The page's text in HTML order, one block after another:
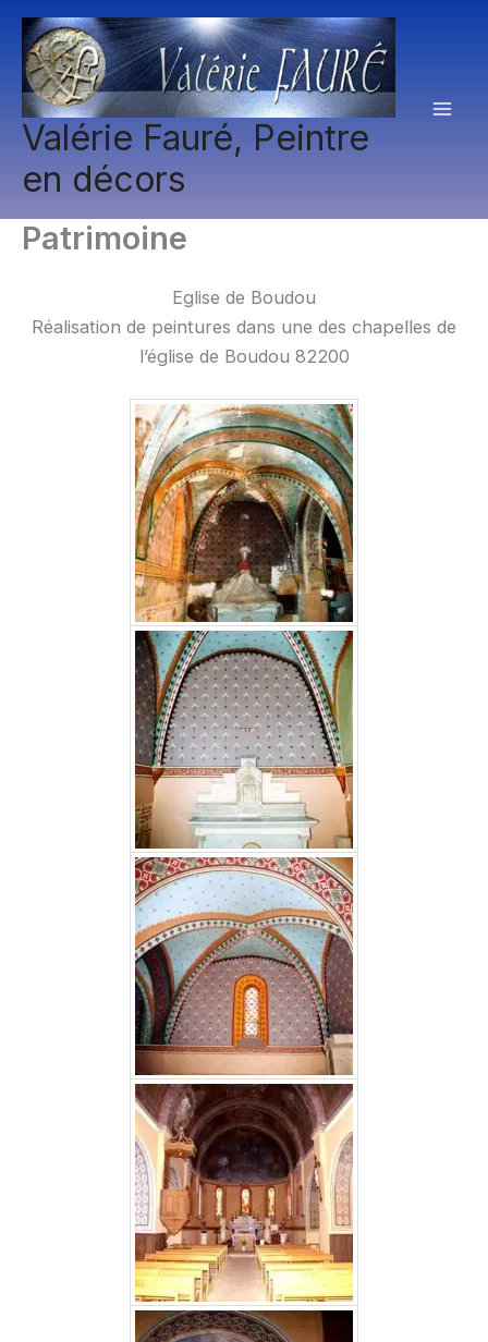
Aller
contenu
Valérie Fauré, Peintre
en décors
Patrimoine
Eglise de Boudou
Réalisation de peintures dans une des chapelles de
l’église de Boudou 82200